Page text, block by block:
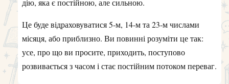
дію, яка є постійною, але сильною.
Це буде відраховуватися 5-м, 14-м та 23-м числами
місяця, або приблизно. Ви повинні розуміти це так:
усе, про що ви просите, приходить, поступово
розвивається з часом і стає постійним потоком переваг.